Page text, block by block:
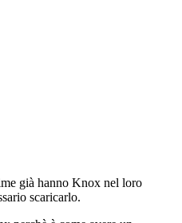
già hanno Knox nel loro
scaricarlo.